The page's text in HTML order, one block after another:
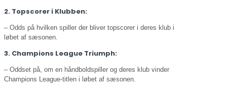
2. Topscorer i Klubben:
– Odds på hvilken spiller der bliver topscorer i deres klub i
løbet af sæsonen.
3. Champions League Triumph:
– Oddset på, om en håndboldspiller og deres klub vinder
Champions League-titlen i løbet af sæsonen.